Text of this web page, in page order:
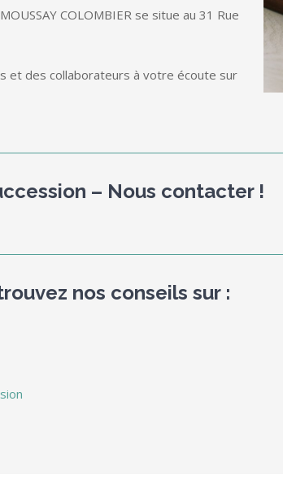
COLOMBIER se situe au 31 Rue
et des collaborateurs à votre écoute sur
– Nous contacter !
nos conseils sur :